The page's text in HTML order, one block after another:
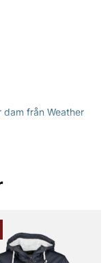
dam från Weather
W Aop Pu
rörelsefrihet,
naturen.
gör den både lätt
ser till att du hålls
garderob.